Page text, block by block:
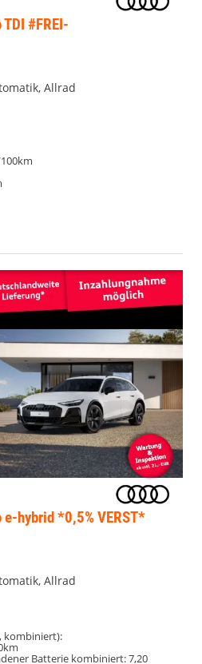
TDI #FREI-
Allrad
e-hybrid *0,5% VERST*
Allrad
kombiniert):
Batterie kombiniert:7,20